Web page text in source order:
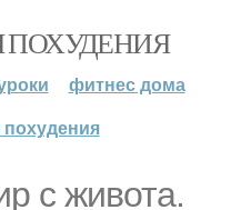
ПОХУДЕНИЯ
фитнес дома
с живота.